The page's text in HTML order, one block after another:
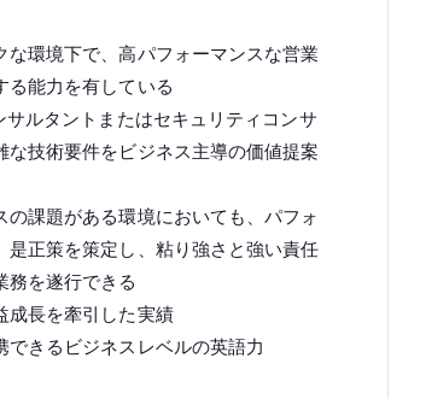
環境下で、高パフォーマンスな営業
る能力を有している
ルタントまたはセキュリティコンサ
技術要件をビジネス主導の価値提案
課題がある環境においても、パフォ
正策を策定し、粘り強さと強い責任
務を遂行できる
成長を牽引した実績
きるビジネスレベルの英語力